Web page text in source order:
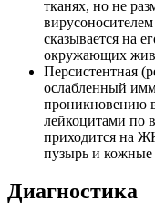
тканях, но не
сказывается на
окружающих
Персистентная
ослабленный
проникновению
лейкоцитами по
приходится на
пузырь и
Диагностика